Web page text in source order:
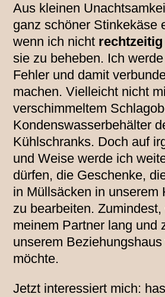
Aus kleinen
ganz schöner Stinkekäse
wenn ich nicht
sie zu beheben. Ich
Fehler und damit
machen. Vielleicht nicht
verschimmeltem
Kondenswasserbehälter
Kühlschranks. Doch auf
und Weise werde ich
dürfen, die Geschenke,
in Müllsäcken in unserem
zu bearbeiten.
meinem Partner lang und
unserem
möchte.
Jetzt interessiert mich: